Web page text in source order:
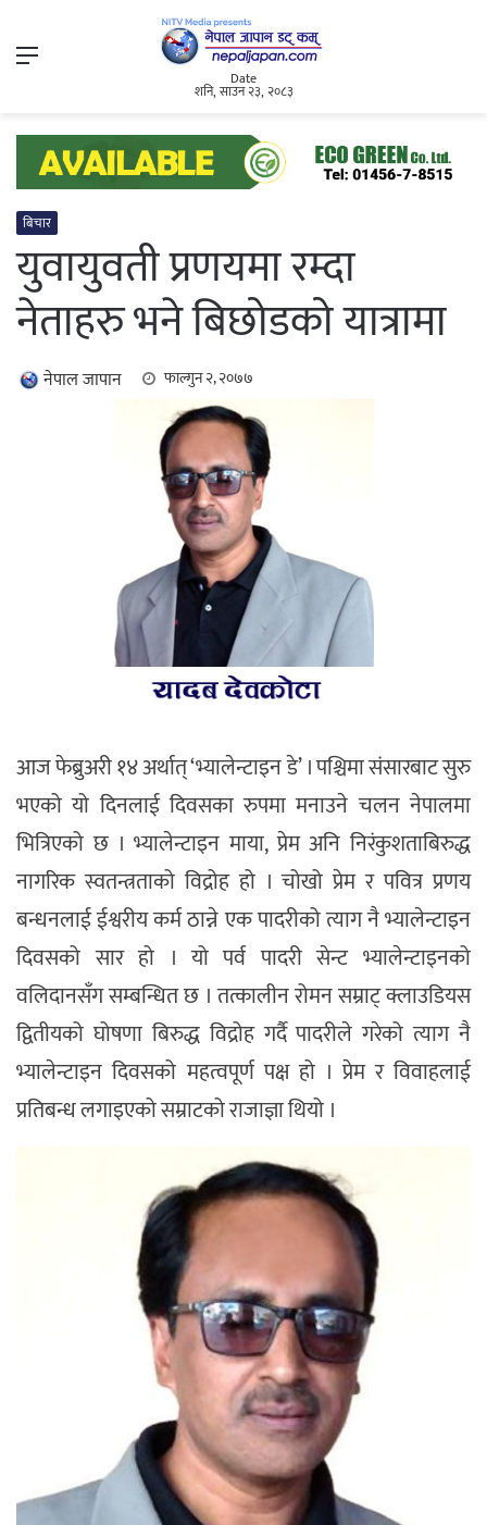
Menu
Date
शनि, साउन २३, २०८३
बिचार
युवायुवती प्रणयमा रम्दा
नेताहरु भने बिछोडको यात्रामा
नेपाल जापान फाल्गुन २, २०७७
आज फेब्रुअरी १४ अर्थात् ‘भ्यालेन्टाइन डे’ । पश्चिमा संसारबाट सुरु
भएको यो दिनलाई दिवसका रुपमा मनाउने चलन नेपालमा
भित्रिएको छ । भ्यालेन्टाइन माया, प्रेम अनि निरंकुशताबिरुद्ध
नागरिक स्वतन्त्रताको विद्रोह हो । चोखो प्रेम र पवित्र प्रणय
बन्धनलाई ईश्वरीय कर्म ठान्ने एक पादरीको त्याग नै भ्यालेन्टाइन
दिवसको सार हो । यो पर्व पादरी सेन्ट भ्यालेन्टाइनको
वलिदानसँग सम्बन्धित छ । तत्कालीन रोमन सम्राट् क्लाउडियस
द्वितीयको घोषणा बिरुद्ध विद्रोह गर्दै पादरीले गरेको त्याग नै
भ्यालेन्टाइन दिवसको महत्वपूर्ण पक्ष हो । प्रेम र विवाहलाई
प्रतिबन्ध लगाइएको सम्राटको राजाज्ञा थियो ।